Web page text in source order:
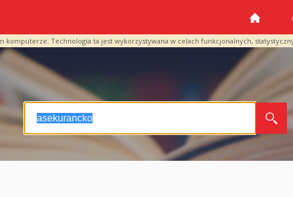
komputerze. Technologia ta jest wykorzystywana w celach funkcjonalnych,